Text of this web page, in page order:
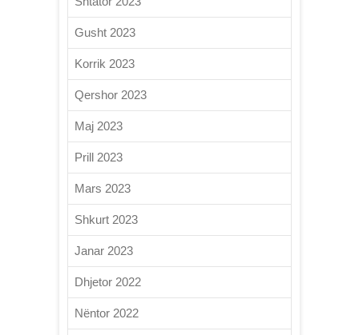
Gusht 2023
Korrik 2023
Qershor 2023
Maj 2023
Prill 2023
Mars 2023
Shkurt 2023
Janar 2023
Dhjetor 2022
Nëntor 2022